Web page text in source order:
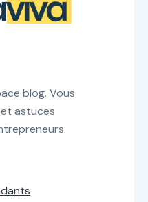
blog. Vous
astuces